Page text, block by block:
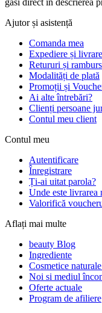
găsi direct în descrierea
Ajutor și asistență
Comanda mea
Expediere și livrare
Retururi și
Modalități de plată
Promoții și
Ai alte întrebări?
Clienți persoane
Contul meu client
Contul meu
Autentificare
Înregistrare
Ți-ai uitat parola?
Unde este livrarea
Valorifică
Aflați mai multe
beauty Blog
Ingrediente
Cosmetice
Noi si mediul
Oferte actuale
Program de afiliere